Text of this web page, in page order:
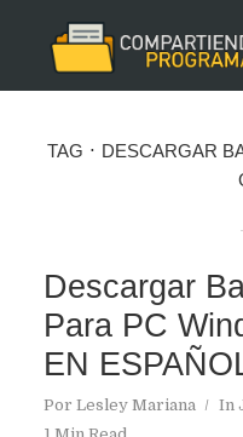
TAG
DESCARGAR
Descargar
Para PC
EN
Por Lesley Mariana In